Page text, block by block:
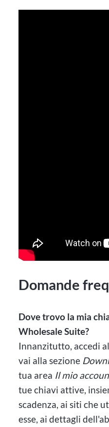
Domande
Dove trovo la mia
Wholesale Suite?
Innanzitutto, accedi
vai alla sezione
tua area Il mio
tue chiavi attive,
scadenza, ai siti che
esse, ai dettagli